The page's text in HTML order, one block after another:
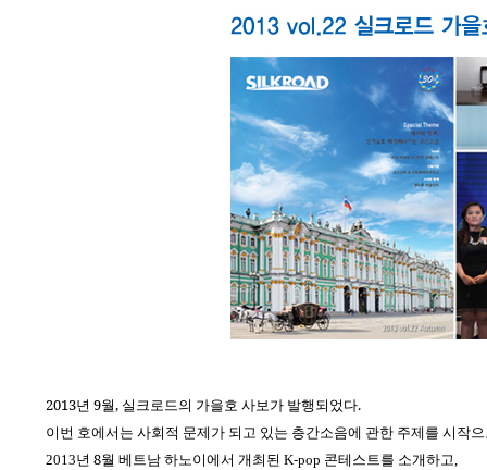
2013년 9월, 실크로드의 가을호 사보가 발행되었다.
이번 호에서는 사회적 문제가 되고 있는 층간소음에 관한 주제를 시작
2013년 8월 베트남 하노이에서 개최된 K-pop 콘테스트를 소개하고,